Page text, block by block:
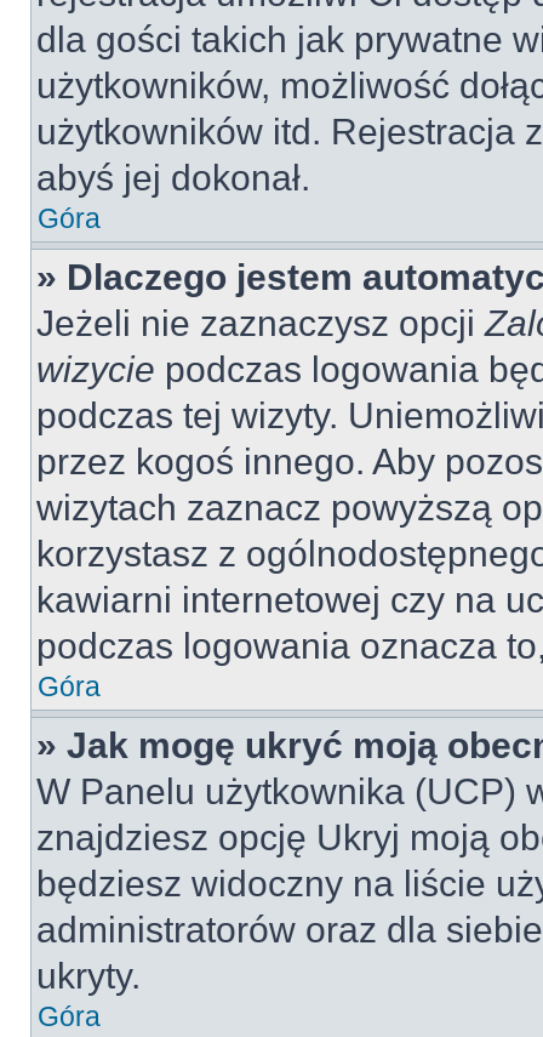
dla gości takich jak prywatne
użytkowników, możliwość
użytkowników itd. Rejestracja
abyś jej dokonał.
Góra
» Dlaczego jestem
Jeżeli nie zaznaczysz opcji
wizycie podczas logowania
podczas tej wizyty.
przez kogoś innego. Aby
wizytach zaznacz powyższą
korzystasz z
kawiarni internetowej czy na
podczas logowania oznacza
Góra
» Jak mogę ukryć moją
W Panelu użytkownika (UCP)
znajdziesz opcję Ukryj moją
będziesz widoczny na liście
administratorów oraz dla
ukryty.
Góra